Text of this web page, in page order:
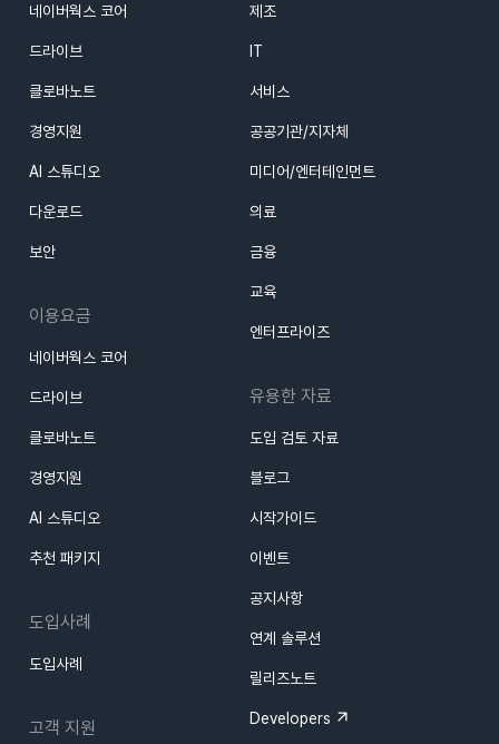
네이버웍스 코어
드라이브
클로바노트
경영지원
AI 스튜디오
다운로드
보안
이용요금
네이버웍스 코어
드라이브
클로바노트
경영지원
AI 스튜디오
추천 패키지
도입사례
도입사례
고객 지원
제조
IT
서비스
공공기관/지자체
미디어/엔터테인먼트
의료
금융
교육
엔터프라이즈
유용한 자료
도입 검토 자료
블로그
시작가이드
이벤트
공지사항
연계 솔루션
릴리즈노트
Developers